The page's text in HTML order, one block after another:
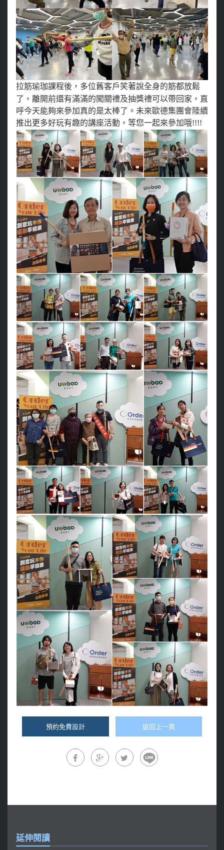
拉筋瑜珈課程後，多位舊客戶笑著說全身的筋都放鬆
了，離開前還有滿滿的闖關禮及抽獎禮可以帶回家， 直
呼今天能夠來參加真的是太棒了。未來歐德集團會陸續
推出更多好玩有趣的講座活動，等您一起來參加哦!!!!
預約免費設計 返回上一頁
延伸閱讀